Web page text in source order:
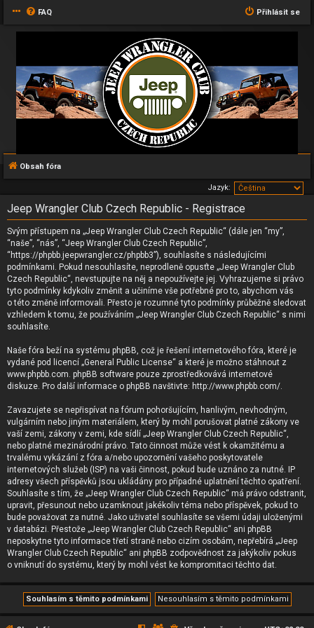
FAQ Přihlásit se
Obsah fóra
Jazyk:
Jeep Wrangler Club Czech Republic - Registrace
Svým přístupem na „Jeep Wrangler Club Czech Republic“ (dále jen “my”,
“naše”, “nás”, “Jeep Wrangler Club Czech Republic”,
“https://phpbb.jeepwrangler.cz/phpbb3”), souhlasíte s následujícími
podmínkami. Pokud nesouhlasíte, neprodleně opusťte „Jeep Wrangler Club
Czech Republic“, nevstupujte na něj a nepoužívejte jej. Vyhrazujeme si právo
tyto podmínky kdykoliv změnit a učiníme vše potřebné pro to, abychom vás
o této změně informovali. Přesto je rozumné tyto podmínky průběžně sledovat
vzhledem k tomu, že používáním „Jeep Wrangler Club Czech Republic“ s nimi
souhlasíte.
Naše fóra beží na systému phpBB, což je řešení internetového fóra, které je
vydané pod licencí „General Public License“ a které je možno stáhnout z
www.phpbb.com. phpBB software pouze zprostředkovává internetové
diskuze. Pro další informace o phpBB navštivte: http://www.phpbb.com/.
Zavazujete se nepřispívat na fórum pohoršujícím, hanlivým, nevhodným,
vulgárním nebo jiným materiálem, který by mohl porušovat platné zákony ve
vaší zemi, zákony v zemi, kde sídlí „Jeep Wrangler Club Czech Republic“,
nebo platné mezinárodní právo. Tato činnost může vést k okamžitému a
trvalému vykázání z fóra a/nebo upozornění vašeho poskytovatele
internetových služeb (ISP) na vaši činnost, pokud bude uznáno za nutné. IP
adresy všech příspěvků jsou ukládány pro případné uplatnění těchto opatření.
Souhlasíte s tím, že „Jeep Wrangler Club Czech Republic“ má právo odstranit,
upravit, přesunout nebo uzamknout jakékoliv téma nebo příspěvek, pokud to
bude považovat za nutné. Jako uživatel souhlasíte se všemi údaji uloženými
v databázi. Přestože „Jeep Wrangler Club Czech Republic“ ani phpBB
neposkytne tyto informace třetí straně nebo cizím osobám, nepřebírá „Jeep
Wrangler Club Czech Republic“ ani phpBB zodpovědnost za jakýkoliv pokus
o vniknutí do systému, který by mohl vést ke kompromitaci těchto dat.